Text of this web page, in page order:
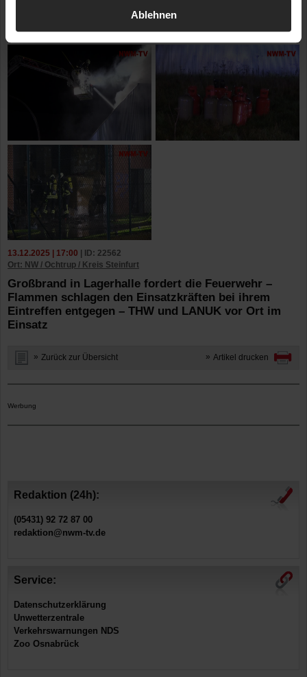
Ablehnen
13.12.2025 | 17:00 | ID: 22562
Ort: NW / Ochtrup / Kreis Steinfurt
Großbrand in Lagerhalle fordert die Feuerwehr –
Flammen schlagen den Einsatzkräften bei ihrem
Eintreffen entgegen – THW und LANUK vor Ort im
Einsatz
Zurück zur Übersicht Artikel drucken
Werbung
Redaktion (24h):
(05431) 92 72 87 00
redaktion@nwm-tv.de
Service:
Datenschutzerklärung
Unwetterzentrale
Verkehrswarnungen NDS
Zoo Osnabrück